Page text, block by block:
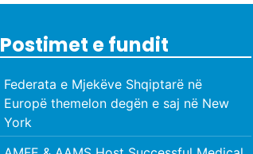
Postimet e fundit
Federata e Mjekëve Shqiptarë në
Europë themelon degën e saj në New
York